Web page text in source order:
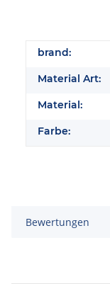
brand:
Material Art:
Material:
Farbe:
Bewertungen